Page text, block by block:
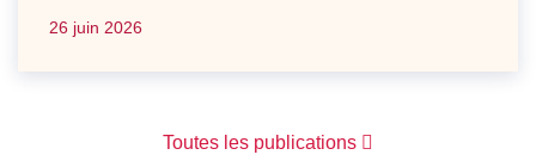
26 juin 2026
Toutes les publications